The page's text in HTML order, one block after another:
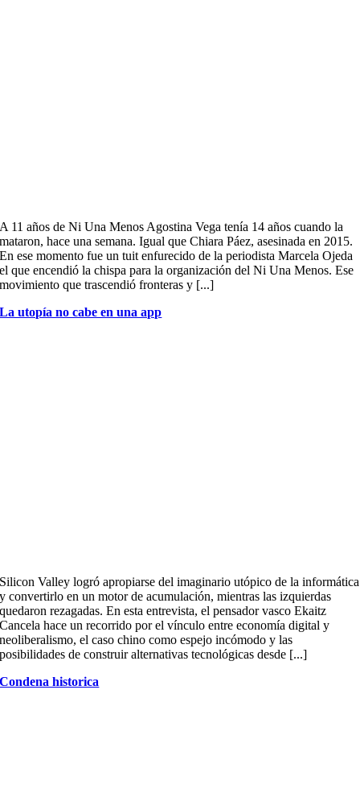
A 11 años de Ni Una Menos Agostina Vega tenía 14 años cuando la
mataron, hace una semana. Igual que Chiara Páez, asesinada en 2015.
En ese momento fue un tuit enfurecido de la periodista Marcela Ojeda
el que encendió la chispa para la organización del Ni Una Menos. Ese
movimiento que trascendió fronteras y [...]
La utopía no cabe en una app
Silicon Valley logró apropiarse del imaginario utópico de la informática
y convertirlo en un motor de acumulación, mientras las izquierdas
quedaron rezagadas. En esta entrevista, el pensador vasco Ekaitz
Cancela hace un recorrido por el vínculo entre economía digital y
neoliberalismo, el caso chino como espejo incómodo y las
posibilidades de construir alternativas tecnológicas desde [...]
Condena historica